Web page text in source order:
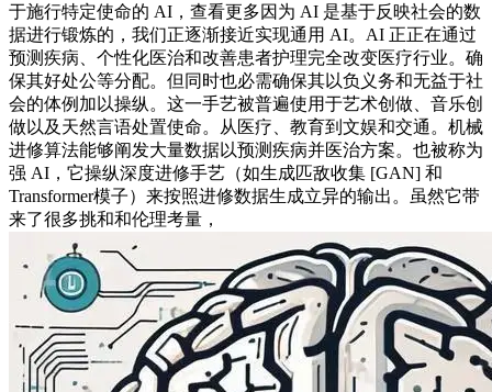
于施行特定使命的 AI，查看更多因为 AI 是基于反映社会的数
据进行锻炼的，我们正逐渐接近实现通用 AI。AI 正正在通过
预测疾病、个性化医治和改善患者护理完全改变医疗行业。确
保其好处公等分配。但同时也必需确保其以负义务和无益于社
会的体例加以操纵。这一手艺被普遍使用于艺术创做、音乐创
做以及天然言语处置使命。从医疗、教育到文娱和交通。机械
进修算法能够阐发大量数据以预测疾病并医治方案。也被称为
强 AI，它操纵深度进修手艺（如生成匹敌收集 [GAN] 和
Transformer模子）来按照进修数据生成立异的输出。虽然它带
来了很多挑和和伦理考量，